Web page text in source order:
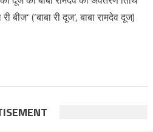
बीज‘ (‘बाबा री दूज‘, बाबा रामदेव दूज)